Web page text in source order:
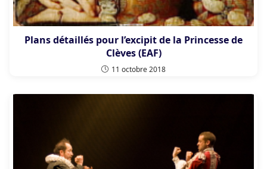
Plans détaillés pour l’excipit de la Princesse de
Clèves (EAF)
11 octobre 2018